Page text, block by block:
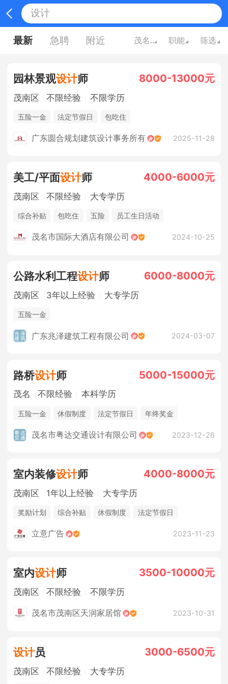
最新 急聘 附近 茂名广东 职能 筛选
园林景观设计师 8000-13000元
茂南区 不限经验 不限学历
五险一金 法定节假日 包吃住
广东圆合规划建筑设计事务所有 2025-11-28
美工/平面设计师 4000-6000元
茂南区 不限经验 大专学历
综合补贴 包吃住 五险
员工生日活动
茂名市国际大酒店有限公司 2024-10-25
公路水利工程设计师 6000-8000元
茂南区 3年以上经验 大专学历
五险一金
广东兆泽建筑工程有限公司 2024-03-07
路桥设计师 5000-15000元
茂名 不限经验 本科学历
五险一金 休假制度 法定节假日 年终奖金
茂名市粤达交通设计有限公司 2023-12-26
室内装修设计师 4000-8000元
茂南区 1年以上经验 大专学历
奖励计划 综合补贴 休假制度
法定节假日
年终奖金
立意广告 2023-11-23
室内设计师 3500-10000元
茂南区 不限经验 不限学历
茂名市茂南区天润家居馆 2023-10-31
设计员 3000-6500元
茂南区 不限经验 大专学历